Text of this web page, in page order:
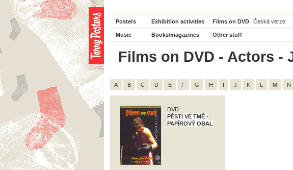
Posters Exhibition activities Films on DVD Česká verze
Music Books/magazines Other stuff
Films on DVD - Actors -
A B C D E F G H I J K L M N
DVD
PĚSTI VE TMĚ -
PAPÍROVÝ OBAL